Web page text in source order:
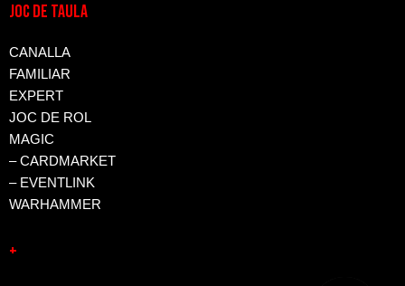
JOC DE TAULA
CANALLA
FAMILIAR
EXPERT
JOC DE ROL
MAGIC
– CARDMARKET
– EVENTLINK
WARHAMMER
+